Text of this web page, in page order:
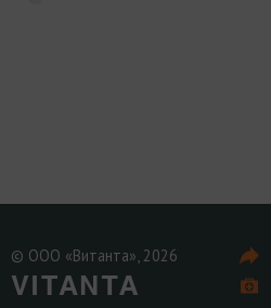
© ООО «Витанта», 2026